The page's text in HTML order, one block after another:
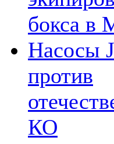
бокса в
Насосы
против
КО